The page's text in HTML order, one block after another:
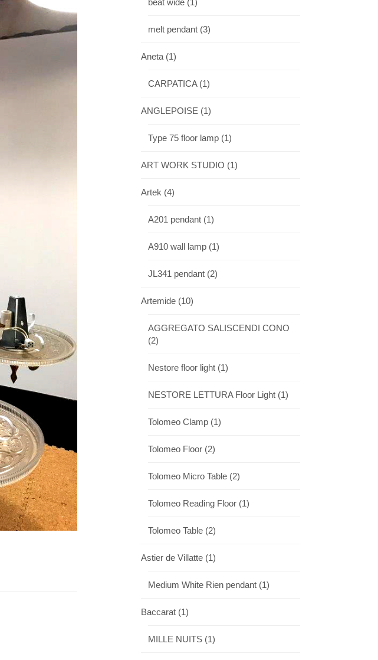
melt pendant (3)
Aneta (1)
CARPATICA(1)
ANGLEPOISE (1)
Type 75 floor lamp (1)
ART WORK STUDIO (1)
Artek (4)
A201 pendant (1)
A910 wall lamp (1)
JL341 pendant (2)
Artemide (10)
AGGREGATO SALISCENDI CONO
(2)
Nestore floor light (1)
NESTORE LETTURA Floor Light (1)
Tolomeo Clamp (1)
Tolomeo Floor (2)
Tolomeo Micro Table (2)
Tolomeo Reading Floor (1)
Tolomeo Table (2)
Astier de Villatte (1)
Medium White Rien pendant (1)
Baccarat (1)
MILLE NUITS (1)